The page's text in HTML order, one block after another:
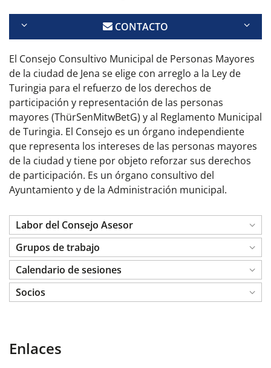
CONTACTO
El Consejo Consultivo Municipal de Personas Mayores
de la ciudad de Jena se elige con arreglo a la Ley de
Turingia para el refuerzo de los derechos de
participación y representación de las personas
mayores (ThürSenMitwBetG) y al Reglamento Municipal
de Turingia. El Consejo es un órgano independiente
que representa los intereses de las personas mayores
de la ciudad y tiene por objeto reforzar sus derechos
de participación. Es un órgano consultivo del
Ayuntamiento y de la Administración municipal.
Labor del Consejo Asesor
Grupos de trabajo
Calendario de sesiones
Socios
Enlaces